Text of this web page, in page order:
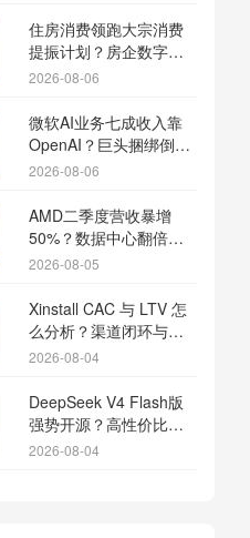
住房消费领跑大宗消费
提振计划？房企数字化
转型加速线下场景智能
2026-08-06
微软AI业务七成收入靠
OpenAI？巨头捆绑倒逼
出海App独立追踪全渠道
2026-08-06
AMD二季度营收暴增
50%？数据中心翻倍增
长驱动跨端分发新底座
2026-08-05
Xinstall CAC 与 LTV 怎
么分析？渠道闭环与投
放回报解析
2026-08-04
DeepSeek V4 Flash版
强势开源？高性价比基
座模型重塑长尾应用全
2026-08-04